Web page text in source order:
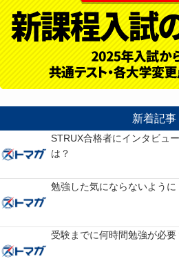
新着記事
STRUX合格者にインタビュ
は？
勉強した気にならないように
受験までに何時間勉強が必要